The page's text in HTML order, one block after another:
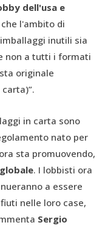
dell'usa e
l'ambito di
inutili sia
non a tutti i formati
originale
in carta sono
nato per
sta promuovendo,
. I lobbisti ora
a essere
nelle loro case,
Sergio